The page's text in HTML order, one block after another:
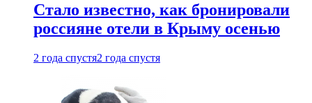
Стало известно, как бронировали
россияне отели в Крыму осенью
2 года спустя2 года спустя